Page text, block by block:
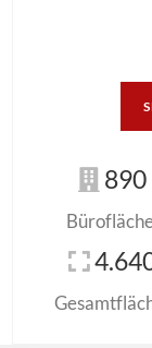
890